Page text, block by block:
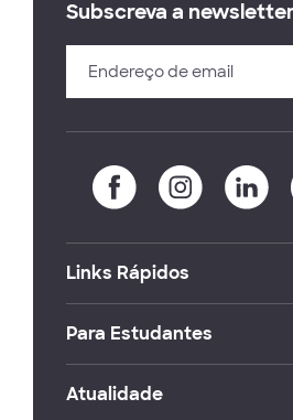
Subscreva a
Links Rápidos
Para Estudantes
Atualidade